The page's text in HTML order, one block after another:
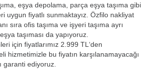
eşya depolama, parça eşya taşıma gibi
uygun fiyatlı sunmaktayız. Özfilo nakliyat
sıra ofis taşıma ve işyeri taşıma ayrı
taşıması da yapıyoruz.
için fiyatlarımız 2.999 TL‘den
hizmetimizle bu fiyatın karşılanamayacağı
garanti ediyoruz.